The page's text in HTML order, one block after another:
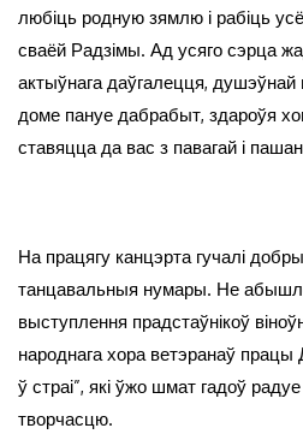
любіць родную зямлю і рабіць
сваёй Радзімы. Ад усяго сэрца
актыўнага даўгалецця,
доме пануе дабрабыт, здароўя
ставяцца да вас з павагай і
На працягу канцэрта гучалі
танцавальныя нумары. Не
выступлення прадстаўнікоў
народнага хора ветэранаў
ў страі”, які ўжо шмат гадоў
творчасцю.